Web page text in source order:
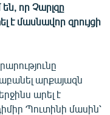
որ Չարլզը
է մասնավոր զրույցի
արքայազն
արել է
Պուտինի մասին՝